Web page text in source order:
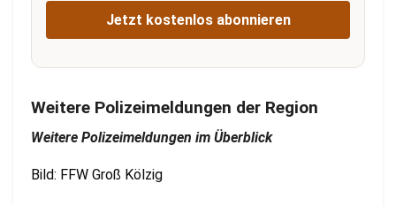
Jetzt kostenlos abonnieren
Weitere Polizeimeldungen der Region
Weitere Polizeimeldungen im Überblick
Bild: FFW Groß Kölzig